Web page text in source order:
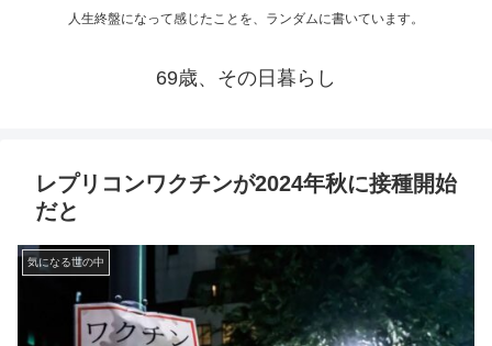
人生終盤になって感じたことを、ランダムに書いています。
69歳、その日暮らし
レプリコンワクチンが2024年秋に接種開始
だと
気になる世の中